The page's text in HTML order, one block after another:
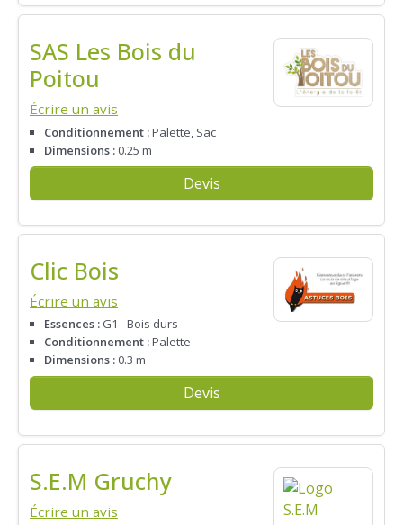
SAS Les Bois du
Poitou
Écrire un avis
Conditionnement :Palette, Sac
Dimensions : 0.25 m
Devis
Clic Bois
Écrire un avis
Essences : G1 - Bois durs
Conditionnement :Palette
Dimensions : 0.3 m
Devis
S.E.M Gruchy
Écrire un avis